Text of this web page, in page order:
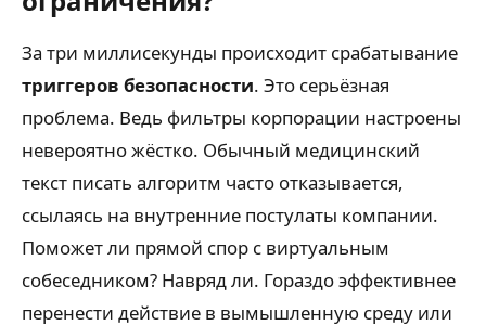
За три миллисекунды происходит срабатывание
триггеров безопасности. Это серьёзная
проблема. Ведь фильтры корпорации настроены
невероятно жёстко. Обычный медицинский
текст писать алгоритм часто отказывается,
ссылаясь на внутренние постулаты компании.
Поможет ли прямой спор с виртуальным
собеседником? Навряд ли. Гораздо эффективнее
перенести действие в вымышленную среду или